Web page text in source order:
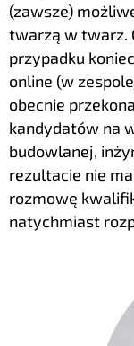
(zawsze)
twarzą w twarz.
przypadku
online (w
obecnie
kandydatów na
budowlanej,
rezultacie nie
rozmowę
natychmiast